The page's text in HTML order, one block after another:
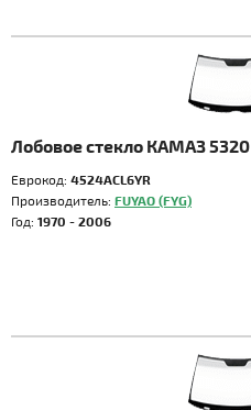
Лобовое стекло КАМАЗ 5320
Еврокод: 4524ACL6YR
Производитель: FUYAO (FYG)
Год: 1970 - 2006